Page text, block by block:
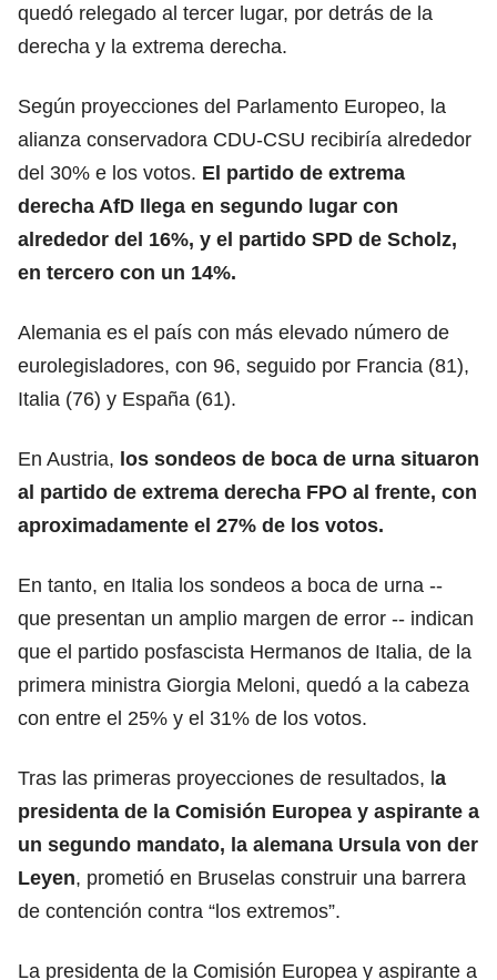
quedó relegado al tercer lugar, por detrás de la
derecha y la extrema derecha.
Según proyecciones del Parlamento Europeo, la
alianza conservadora CDU-CSU recibiría alrededor
del 30% e los votos. El partido de extrema
derecha AfD llega en segundo lugar con
alrededor del 16%, y el partido SPD de Scholz,
en tercero con un 14%.
Alemania es el país con más elevado número de
eurolegisladores, con 96, seguido por Francia (81),
Italia (76) y España (61).
En Austria, los sondeos de boca de urna situaron
al partido de extrema derecha FPO al frente, con
aproximadamente el 27% de los votos.
En tanto, en Italia los sondeos a boca de urna --
que presentan un amplio margen de error -- indican
que el partido posfascista Hermanos de Italia, de la
primera ministra Giorgia Meloni, quedó a la cabeza
con entre el 25% y el 31% de los votos.
Tras las primeras proyecciones de resultados, la
presidenta de la Comisión Europea y aspirante a
un segundo mandato, la alemana Ursula von der
Leyen, prometió en Bruselas construir una barrera
de contención contra “los extremos”.
La presidenta de la Comisión Europea y aspirante a